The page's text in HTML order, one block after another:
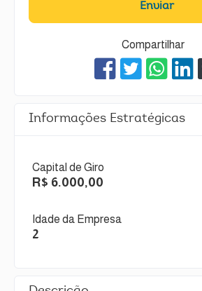
Enviar
Compartilhar
Informações Estratégicas
Capital de Giro
R$ 6.000,00
Idade da Empresa
2